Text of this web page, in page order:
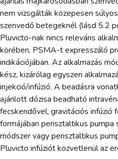
nem vizsgálták közepesen
szenvedő betegeknél (lásd 5.2
Pluvicto-nak nincs releváns
körében, PSMA-t expresszáló
indikációjában. Az alkalmazás
kész, kizárólag egyszeri
injekció/infúzió. A beadásra
ajánlott dózisa beadható
fecskendővel, gravitációs infúzió
formájában perisztaltikus pumpa
módszer vagy perisztaltikus
Pluvicto infúziót közvetlenül az